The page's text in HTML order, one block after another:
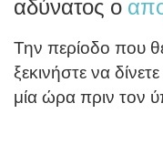
αδύνατος ο
Την περίοδο που
ξεκινήστε να
μία ώρα πριν τον